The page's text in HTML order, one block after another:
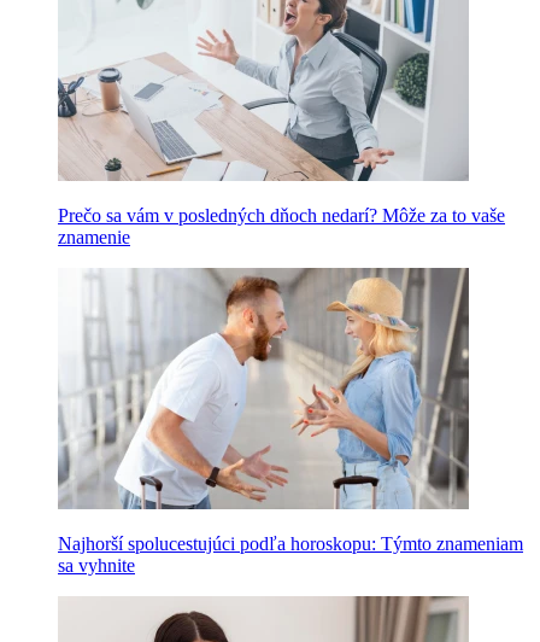
Prečo sa vám v posledných dňoch nedarí? Môže za to vaše
znamenie
Najhorší spolucestujúci podľa horoskopu: Týmto znameniam
sa vyhnite